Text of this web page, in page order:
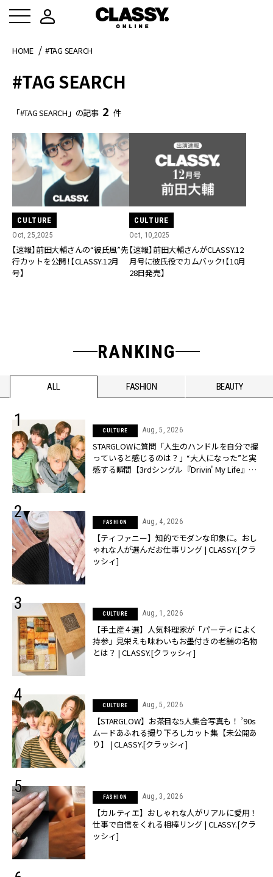
HOME #TAG SEARCH
#TAG SEARCH
「#TAG SEARCH」の記事 2 件
CULTURE
Oct, 25,2025
【速報】前田大輔さんの“彼氏風”先
行カットを公開！【CLASSY.12月
号】
CULTURE
Oct, 10,2025
【速報】前田大輔さんがCLASSY.12
月号に彼氏役でカムバック! 【10月
28日発売】
RANKING
ALL FASHION BEAUTY
CULTURE Aug, 5, 2026
STARGLOWに質問「人生のハンドルを自分で握
っていると感じるのは？」“大️人になった”と実
感する瞬間【3rdシングル『Drivin' My Life』発
FASHION Aug, 4, 2026
【ティファニー】知的でモダンな印象に。おし
ゃれな人が選んだお仕事リング | CLASSY.[クラ
ッシィ]
CULTURE Aug, 1, 2026
【手土産４選】人気料理家が「パーティによく
持参」見栄えも味わいもお墨付きの老舗の名物
とは？ | CLASSY.[クラッシィ]
CULTURE Aug, 5, 2026
【STARGLOW】お茶目な5人集合写真も！ ’90s
ムードあふれる撮り下ろしカット集【未公開あ
り】 | CLASSY.[クラッシィ]
FASHION Aug, 3, 2026
【カルティエ】おしゃれな人がリアルに愛用！
仕事で自信をくれる相棒リング | CLASSY.[クラ
ッシィ]